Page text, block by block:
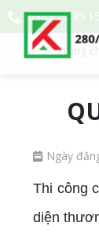
0903 10 95
Trang
Ngày
Thi công
diện